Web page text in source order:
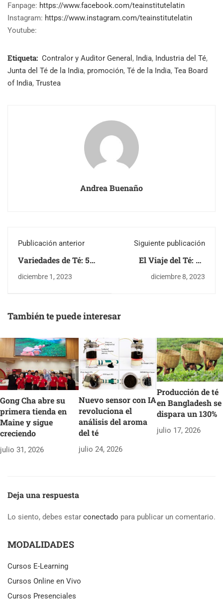
Fanpage: https://www.facebook.com/teainstitutelatin
Instagram: https://www.instagram.com/teainstitutelatin
Youtube:
Etiqueta: Contralor y Auditor General , India, Industria del Té,
Junta del Té de la India, promoción, Té de la India, Tea Board
of India, Trustea
Andrea Buenaño
Publicación anterior
Variedades de Té: 5
antioxidantes que
diciembre 1, 2023
Siguiente publicación
El Viaje del Té: De
Vegano con Wastea
diciembre 8, 2023
También te puede interesar
Gong Cha abre su
primera tienda en
Maine y sigue
creciendo
julio 31, 2026
Nuevo sensor con IA
revoluciona el
análisis del aroma
del té
julio 24, 2026
Producción de té
en Bangladesh se
dispara un 130%
julio 17, 2026
Deja una respuesta
Lo siento, debes estar conectado para publicar un comentario.
MODALIDADES
Cursos E-Learning
Cursos Online en Vivo
Cursos Presenciales